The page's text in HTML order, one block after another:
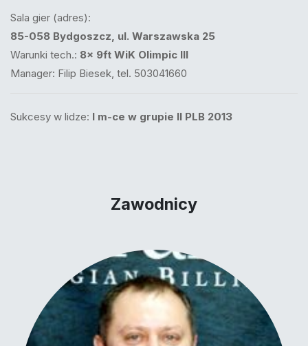
Sala gier (adres):
85-058 Bydgoszcz, ul. Warszawska 25
Warunki tech.: 8x 9ft WiK Olimpic III
Manager: Filip Biesek, tel. 503041660
Sukcesy w lidze: I m-ce w grupie II PLB 2013
Zawodnicy